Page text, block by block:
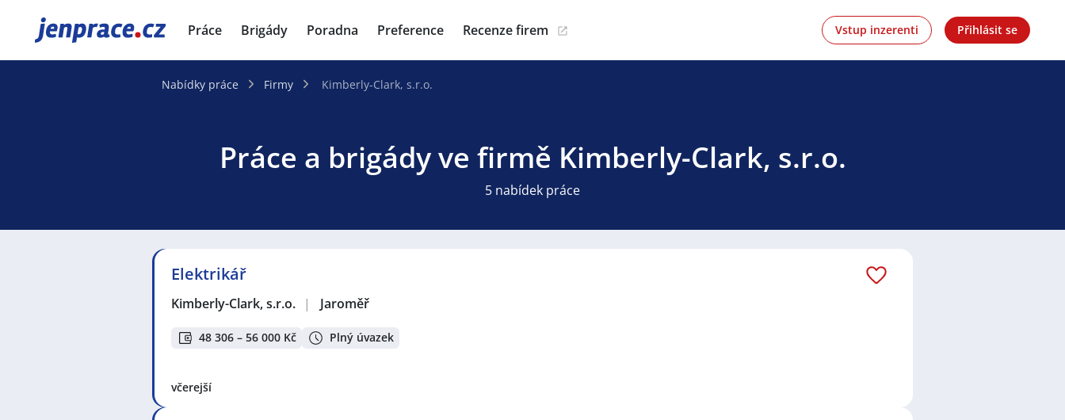
JenPráce.cz Práce Brigády Poradna Preference Recenze firem Vstup inzerenti Přihlásit se
Nabídky práce Firmy Kimberly-Clark, s.r.o.
Práce a brigády ve firmě Kimberly-Clark, s.r.o.
5 nabídek práce
Elektrikář
Kimberly-Clark, s.r.o. | Jaroměř
48 306 – 56 000 Kč Plný úvazek
včerejší